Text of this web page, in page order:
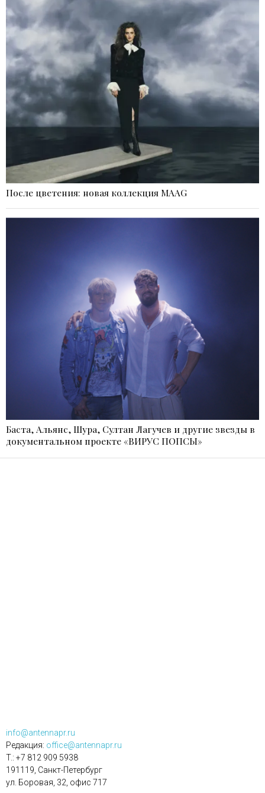
После цветения: новая коллекция MAAG
Баста, Альянс, Шура, Султан Лагучев и другие звезды в
документальном проекте «ВИРУС ПОПСЫ»
info@antennapr.ru
Редакция: office@antennapr.ru
T.: +7 812 909 5938
191119, Санкт-Петербург
ул. Боровая, 32, офис 717